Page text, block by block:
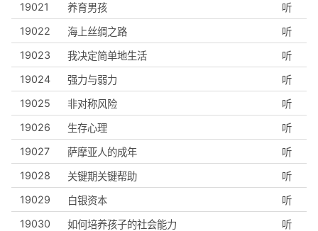
19021
养育男孩
听
19022
海上丝绸之路
听
19023
我决定简单地生活
听
19024
强力与弱力
听
19025
非对称风险
听
19026
生存心理
听
19027
萨摩亚人的成年
听
19028
关键期关键帮助
听
19029
白银资本
听
19030
如何培养孩子的社会能力
听